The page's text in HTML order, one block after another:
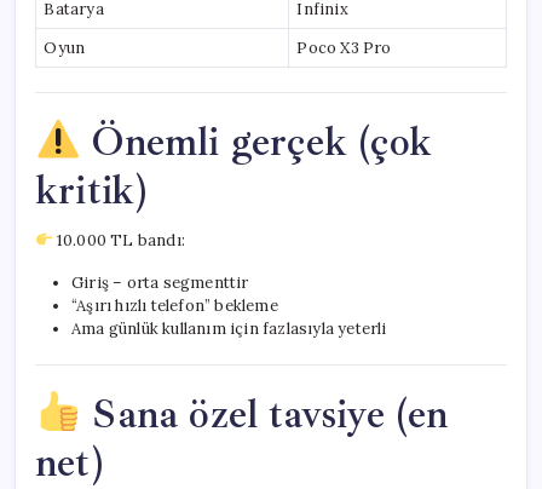
Batarya
Infinix
Oyun
Poco X3 Pro
Önemli gerçek (çok
kritik)
10.000 TL bandı:
Giriş – orta segmenttir
“Aşırı hızlı telefon” bekleme
Ama günlük kullanım için fazlasıyla yeterli
Sana özel tavsiye (en
net)